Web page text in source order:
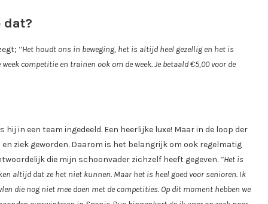
dat?
‘’Het houdt ons in beweging, het is altijd heel gezellig en het is
competitie en trainen ook om de week. Je betaald€5,00 voor de
in een team ingedeeld. Een heerlijke luxe! Maar in de loop der
ziek geworden. Daarom is het belangrijk om ook regelmatig
die mijn schoonvader zichzelf heeft gegeven. ‘’Het is
altijd dat ze het niet kunnen. Maar het is heel goed voor senioren. Ik
die nog niet mee doen met de competities. Op dit moment hebben we